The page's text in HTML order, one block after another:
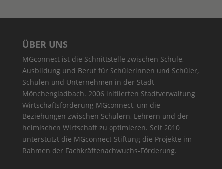
ÜBER UNS
MGconnect ist die Schnittstelle zwischen Schule,
Ausbildung und Beruf für Schülerinnen und Schüler,
Schulen und Unternehmen in der Stadt
Mönchengladbach. 2006 initiierten Stadtverwaltung
Wirtschaftsförderung MGconnect, um die
Beziehungen zwischen Schülern, Lehrern und der
heimischen Wirtschaft zu optimieren. Seit 2010
unterstützt die MGconnect-Stiftung die Projekte im
Rahmen der Fachkräftenachwuchs-Förderung.